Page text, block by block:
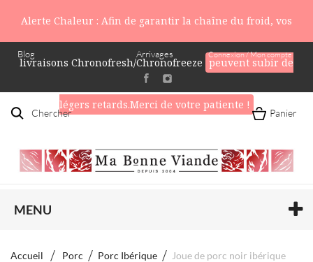
Alerte Chaleur : Afin de garantir la chaîne du froid, vos
livraisons Chronofresh/Chronofreeze peuvent subir de
légers retards.Merci de votre patiente !
Blog Connexion / Mon compte
Arrivages
Chercher Panier
MENU
Accueil Porc Porc Ibérique
Joue de porc noir ibérique